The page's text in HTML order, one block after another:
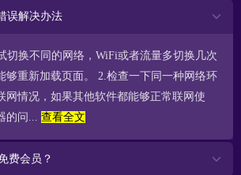
误解决办法
切换不同的网络，WiFi或者流量多切换几次
够重新加载页面。 2.检查一下同一种网络环
网情况，如果其他软件都能够正常联网使
的问... 查看全文
费会员？